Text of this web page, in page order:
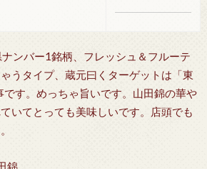
ンバー1銘柄、フレッシュ＆フルーテ
うタイプ、蔵元曰くターゲットは「東
す。めっちゃ旨いです。山田錦の華や
いてとっても美味しいです。店頭でも
錦